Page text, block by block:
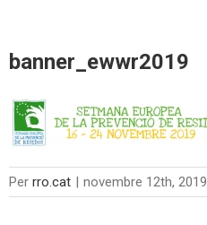
banner_ewwr2019
Per rro.cat | novembre 12th, 2019